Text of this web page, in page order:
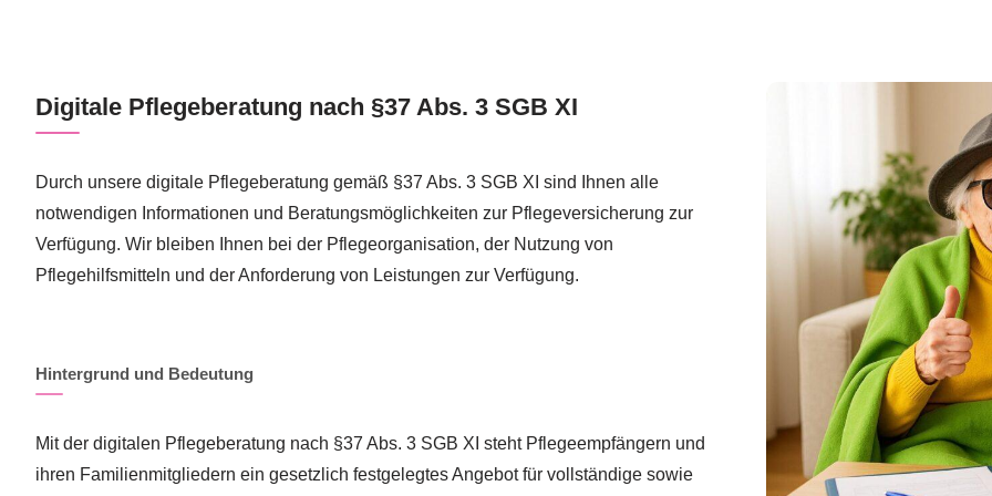
Digitale Pflegeberatung nach §37 Abs. 3 SGB XI
Durch unsere digitale Pflegeberatung gemäß §37 Abs. 3 SGB XI sind Ihnen alle
notwendigen Informationen und Beratungsmöglichkeiten zur Pflegeversicherung zur
Verfügung. Wir bleiben Ihnen bei der Pflegeorganisation, der Nutzung von
Pflegehilfsmitteln und der Anforderung von Leistungen zur Verfügung.
Hintergrund und Bedeutung
Mit der digitalen Pflegeberatung nach §37 Abs. 3 SGB XI steht Pflegeempfängern und
ihren Familienmitgliedern ein gesetzlich festgelegtes Angebot für vollständige sowie